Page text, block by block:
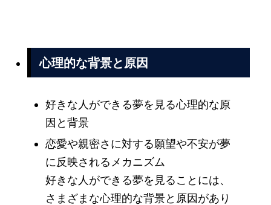
心理的な背景と原因
好きな人ができる夢を見る心理的な原
因と背景
恋愛や親密さに対する願望や不安が夢
に反映されるメカニズム
好きな人ができる夢を見ることには、
さまざまな心理的な背景と原因があり